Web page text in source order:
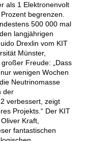
als 1 Elektronenvolt
begrenzen.
500 000 mal
langjährigen
Drexlin vom KIT
Münster,
Freude: „Dass
wenigen Wochen
Neutrinomasse
der
verbessert, zeigt
Projekts.“ Der KIT
Kraft,
fantastischen